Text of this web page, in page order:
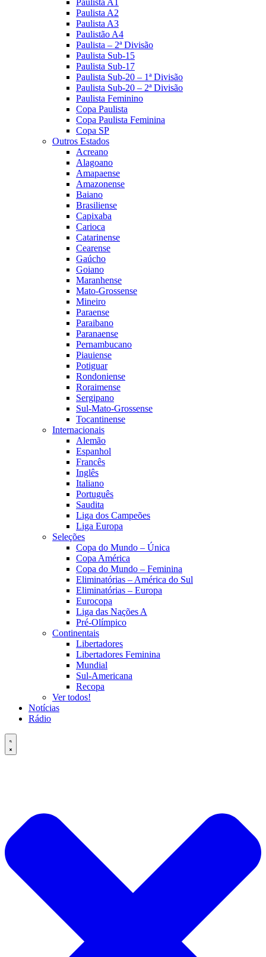
Paulista A2
Paulista A3
Paulistão A4
Paulista – 2ª Divisão
Paulista Sub-15
Paulista Sub-17
Paulista Sub-20 – 1ª Divisão
Paulista Sub-20 – 2ª Divisão
Paulista Feminino
Copa Paulista
Copa Paulista Feminina
Copa SP
Outros Estados
Acreano
Alagoano
Amapaense
Amazonense
Baiano
Brasiliense
Capixaba
Carioca
Catarinense
Cearense
Gaúcho
Goiano
Maranhense
Mato-Grossense
Mineiro
Paraense
Paraibano
Paranaense
Pernambucano
Piauiense
Potiguar
Rondoniense
Roraimense
Sergipano
Sul-Mato-Grossense
Tocantinense
Internacionais
Alemão
Espanhol
Francês
Inglês
Italiano
Português
Saudita
Liga dos Campeões
Liga Europa
Seleções
Copa do Mundo – Única
Copa América
Copa do Mundo – Feminina
Eliminatórias – América do Sul
Eliminatórias – Europa
Eurocopa
Liga das Nações A
Pré-Olímpico
Continentais
Libertadores
Libertadores Feminina
Mundial
Sul-Americana
Recopa
Ver todos!
Notícias
Rádio